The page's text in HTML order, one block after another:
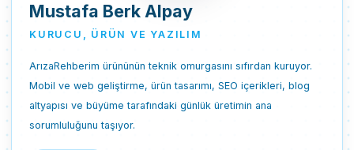
Mustafa Berk Alpay
KURUCU, ÜRÜN VE YAZILIM
ArızaRehberim ürününün teknik omurgasını sıfırdan kuruyor.
Mobil ve web geliştirme, ürün tasarımı, SEO içerikleri, blog
altyapısı ve büyüme tarafındaki günlük üretimin ana
sorumluluğunu taşıyor.